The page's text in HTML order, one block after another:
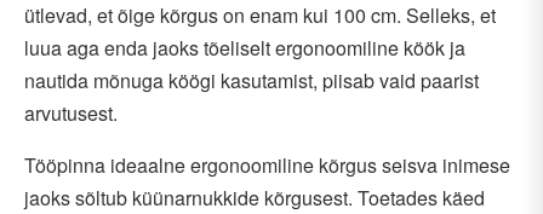
ütlevad, et õige kõrgus on enam kui 100 cm. Selleks, et
luua aga enda jaoks tõeliselt ergonoomiline köök ja
nautida mõnuga köögi kasutamist, piisab vaid paarist
arvutusest.
Tööpinna ideaalne ergonoomiline kõrgus seisva inimese
jaoks sõltub küünarnukkide kõrgusest. Toetades käed